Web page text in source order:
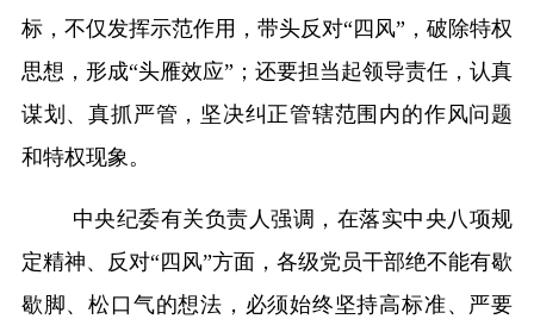
标，不仅发挥示范作用，带头反对“四风”，破除特权
思想，形成“头雁效应”；还要担当起领导责任，认真
谋划、真抓严管，坚决纠正管辖范围内的作风问题
和特权现象。
中央纪委有关负责人强调，在落实中央八项规
定精神、反对“四风”方面，各级党员干部绝不能有歇
歇脚、松口气的想法，必须始终坚持高标准、严要